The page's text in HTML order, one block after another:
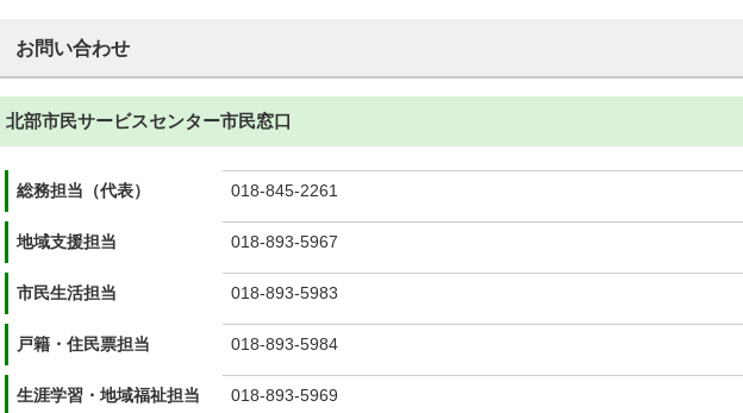
お問い合わせ
北部市民サービスセンター市民窓口
総務担当（代表） 018-845-2261
地域支援担当 018-893-5967
市民生活担当 018-893-5983
戸籍・住民票担当 018-893-5984
生涯学習・地域福祉担当 018-893-5969